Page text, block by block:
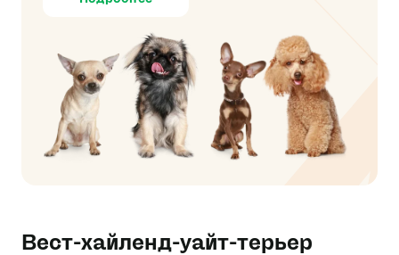
Вест-хайленд-уайт-терьер